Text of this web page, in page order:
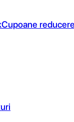
Cupoane reducere